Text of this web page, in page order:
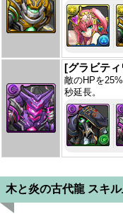
[グラビテ
敵のHPを
秒延長。
木と炎の古代龍 スキ